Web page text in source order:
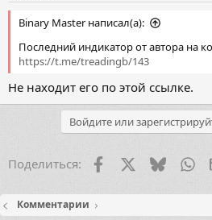
Binary Master написал(а):
Последний индикатор от автора на
https://t.me/treadingb/143
Не находит его по этой ссылке.
Войдите или
Поделиться: FacebookX (Twitter)
Bluesky
Комментарии